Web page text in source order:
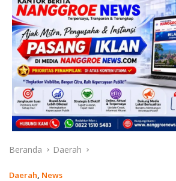
Beranda Daerah
Daerah News